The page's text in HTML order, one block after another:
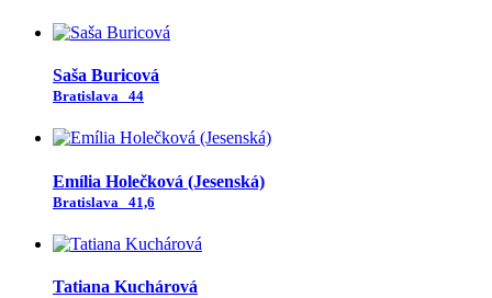
Saša Buricová
Bratislava 44
Emília Holečková (Jesenská)
Bratislava 41,6
Tatiana Kuchárová